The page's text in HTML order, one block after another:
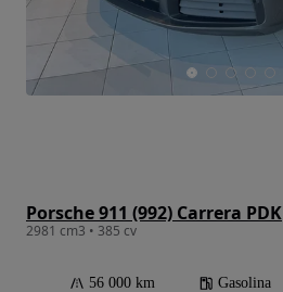
Porsche 911 (992) Carrera PDK
2981 cm3 • 385 cv
56 000 km Gasolina